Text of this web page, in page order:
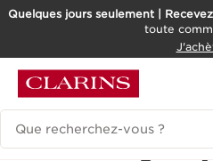
ALLER AU CONTENU
Quelques jours seulement |
toute
Historique des recherches
Jours Privilèges